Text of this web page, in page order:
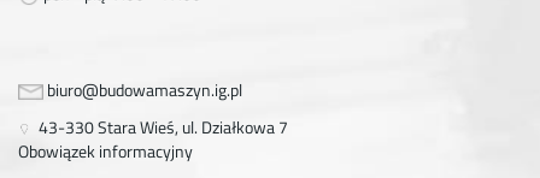
biuro@budowamaszyn.ig.pl
43-330 Stara Wieś, ul. Działkowa 7
Obowiązek informacyjny